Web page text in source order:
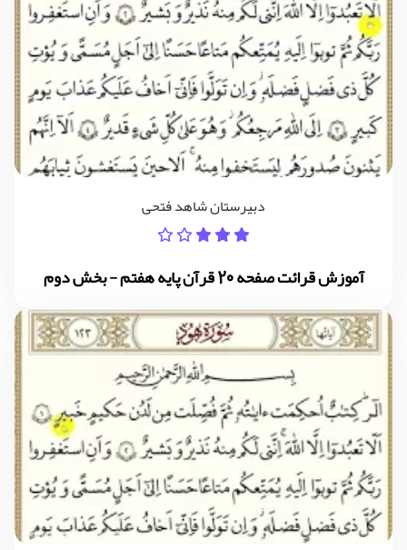
دبیرستان شاهد فتحی
آموزش قرائت صفحه 20 قرآن پایه هفتم - بخش دوم